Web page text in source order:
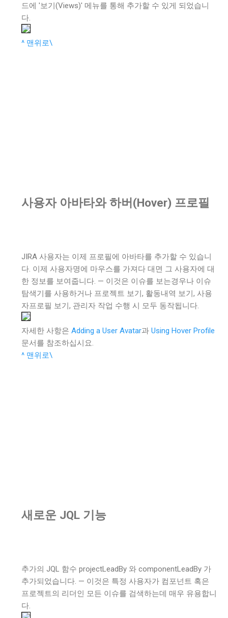
드에 '보기(Views)' 메뉴를 통해 추가할 수 있게 되었습니
다.
^ 맨위로\
사용자 아바타와 하버(Hover) 프로필
JIRA 사용자는 이제 프로필에 아바타를 추가할 수 있습니
다. 이제 사용자명에 마우스를 가져다 대면 그 사용자에 대
한 정보를 보여줍니다. — 이것은 이슈를 보는경우나 이슈
탐색기를 사용하거나 프로젝트 보기, 활동내역 보기, 사용
자프로필 보기, 관리자 작업 수행 시 모두 동작됩니다.
자세한 사항은 Adding a User Avatar과 Using Hover Profile
문서를 참조하십시요.
^ 맨위로\
새로운 JQL 기능
추가의 JQL 함수 projectLeadBy 와 componentLeadBy 가
추가되었습니다. — 이것은 특정 사용자가 컴포넌트 혹은
프로젝트의 리더인 모든 이슈를 검색하는데 매우 유용합니
다.